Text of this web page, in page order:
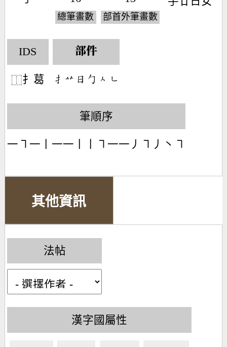
總筆畫數 部首外筆畫數
IDS
⿰扌葛
部件
󶃛󶃋󶃐󶀿󶀮󶀎
筆順序
一㇕一丨一一丨丨㇕一一丿㇕丿丶㇕
其他資訊
法帖
漢字國屬性